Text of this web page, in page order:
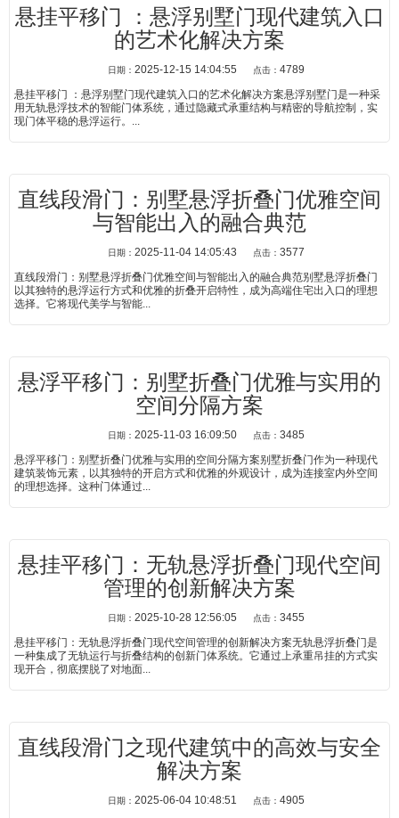
悬挂平移门 ：悬浮别墅门现代建筑入口
的艺术化解决方案
日期： 2025-12-15 14:04:55 点击： 4789
悬挂平移门 ：悬浮别墅门现代建筑入口的艺术化解决方案悬浮别墅门是一种采
用无轨悬浮技术的智能门体系统，通过隐藏式承重结构与精密的导航控制，实
现门体平稳的悬浮运行。...
直线段滑门：别墅悬浮折叠门优雅空间
与智能出入的融合典范
日期： 2025-11-04 14:05:43 点击： 3577
直线段滑门：别墅悬浮折叠门优雅空间与智能出入的融合典范别墅悬浮折叠门
以其独特的悬浮运行方式和优雅的折叠开启特性，成为高端住宅出入口的理想
选择。它将现代美学与智能...
悬浮平移门：别墅折叠门优雅与实用的
空间分隔方案
日期： 2025-11-03 16:09:50 点击： 3485
悬浮平移门：别墅折叠门优雅与实用的空间分隔方案别墅折叠门作为一种现代
建筑装饰元素，以其独特的开启方式和优雅的外观设计，成为连接室内外空间
的理想选择。这种门体通过...
悬挂平移门：无轨悬浮折叠门现代空间
管理的创新解决方案
日期： 2025-10-28 12:56:05 点击： 3455
悬挂平移门：无轨悬浮折叠门现代空间管理的创新解决方案无轨悬浮折叠门是
一种集成了无轨运行与折叠结构的创新门体系统。它通过上承重吊挂的方式实
现开合，彻底摆脱了对地面...
直线段滑门之现代建筑中的高效与安全
解决方案
日期： 2025-06-04 10:48:51 点击： 4905